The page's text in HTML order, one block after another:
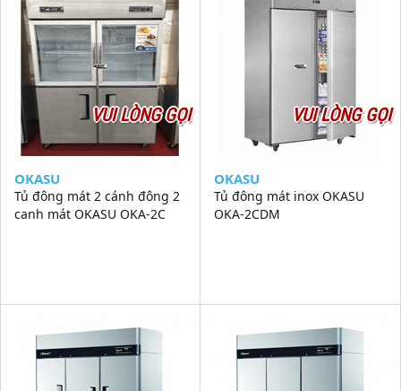
VUI LÒNG GỌI
OKASU
Tủ đông mát 2 cánh đông 2
canh mát OKASU OKA-2C
VUI LÒNG GỌI
OKASU
Tủ đông mát inox OKASU
OKA-2CDM